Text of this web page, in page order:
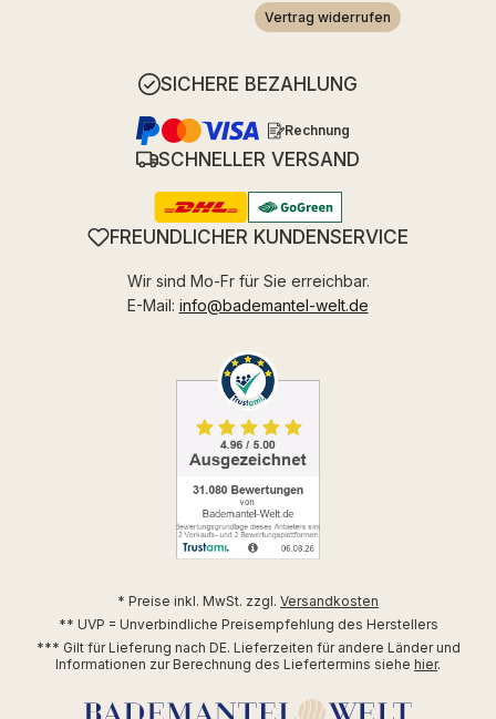
Vertrag widerrufen
SICHERE BEZAHLUNG
Rechnung
SCHNELLER VERSAND
FREUNDLICHER KUNDENSERVICE
Wir sind Mo-Fr für Sie erreichbar.
E-Mail: info@bademantel-welt.de
* Preise inkl. MwSt. zzgl. Versandkosten
** UVP = Unverbindliche Preisempfehlung des Herstellers
*** Gilt für Lieferung nach DE. Lieferzeiten für andere Länder und
Informationen zur Berechnung des Liefertermins siehe hier.